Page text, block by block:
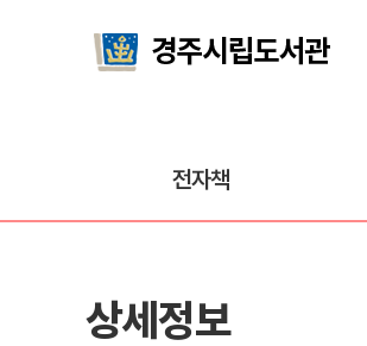
전자책
상세정보